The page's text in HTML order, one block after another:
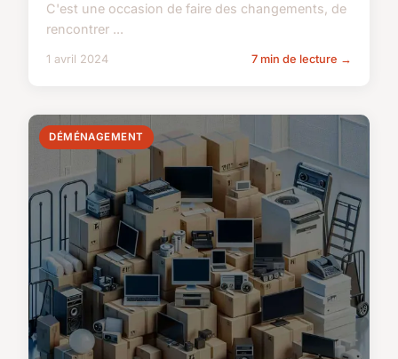
C'est une occasion de faire des changements, de
rencontrer ...
1 avril 2024 7 min de lecture →
DÉMÉNAGEMENT